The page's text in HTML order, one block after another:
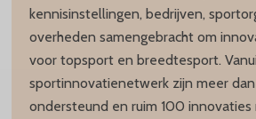
kennisinstellingen, bedrijven,
overheden samengebracht om
voor topsport en breedtesport.
sportinnovatienetwerk zijn meer
ondersteund en ruim 100 innovaties